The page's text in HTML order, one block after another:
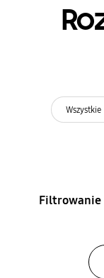
Wszystkie
Filtrowanie